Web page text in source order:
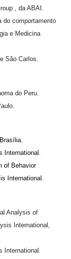
, da ABAI.
do comportamento
e Medicina
São Carlos.
do Peru.
International.
of Behavior
International.
Analysis of
International,
International.